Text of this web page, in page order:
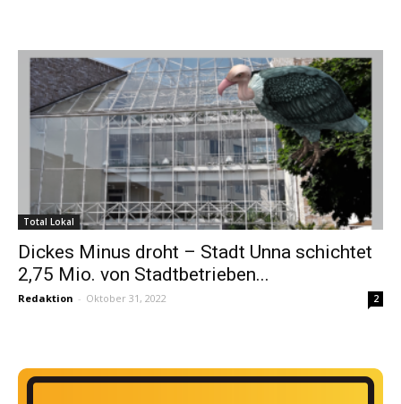
Total Lokal
Dickes Minus droht – Stadt Unna schichtet
2,75 Mio. von Stadtbetrieben...
Redaktion - Oktober 31, 2022 2